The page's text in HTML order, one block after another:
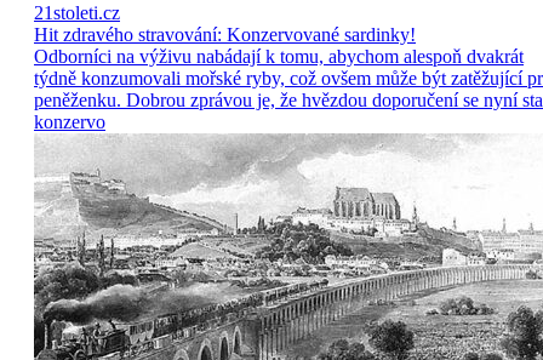
21stoleti.cz
Hit zdravého stravování: Konzervované sardinky!
Odborníci na výživu nabádají k tomu, abychom alespoň dvakrát
týdně konzumovali mořské ryby, což ovšem může být zatěžující
peněženku. Dobrou zprávou je, že hvězdou doporučení se nyní
konzervo